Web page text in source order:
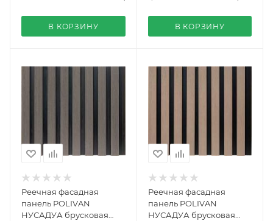
В КОРЗИНУ В КОРЗИНУ
Реечная фасадная
панель POLIVAN
НУСАДУА брусковая
Реечная фасадная
панель POLIVAN
НУСАДУА брусковая